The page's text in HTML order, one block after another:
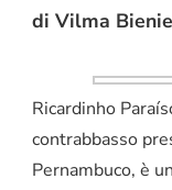
di Vilma
Ricardinho
contrabbasso
Pernambuco, è